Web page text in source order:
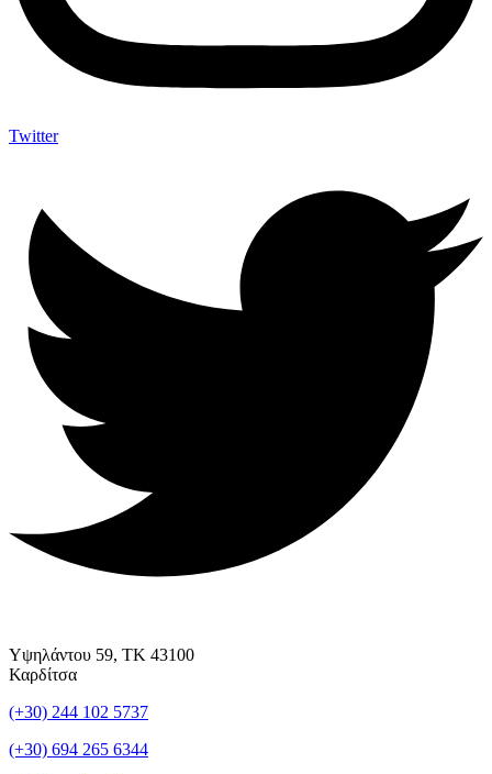
Twitter
Υψηλάντου 59, ΤΚ 43100
Καρδίτσα
(+30) 244 102 5737
(+30) 694 265 6344